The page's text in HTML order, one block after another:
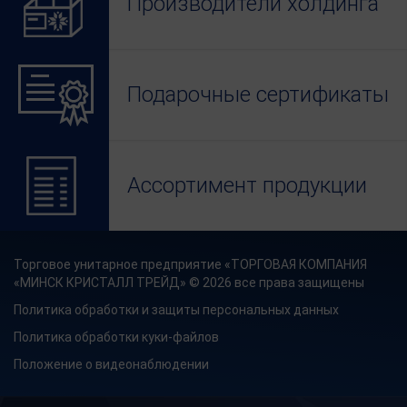
Подарочные сертификаты
Ассортимент продукции
Торговое унитарное предприятие «ТОРГОВАЯ КОМПАНИЯ
«МИНСК КРИСТАЛЛ ТРЕЙД» © 2026 все права защищены
Политика обработки и защиты персональных данных
Политика обработки куки-файлов
Положение о видеонаблюдении